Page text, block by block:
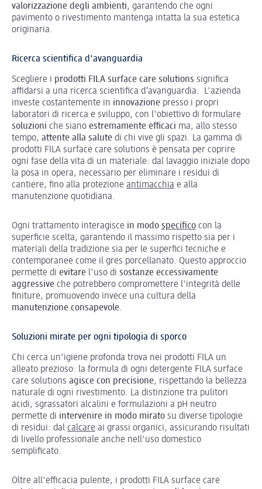
valorizzazione degli ambienti, garantendo che ogni
pavimento o rivestimento mantenga intatta la sua estetica
originaria.
Ricerca scientifica d'avanguardia
Scegliere i prodotti FILA surface care solutions significa
affidarsi a una ricerca scientifica d’avanguardia. L'azienda
investe costantemente in innovazione presso i propri
laboratori di ricerca e sviluppo, con l'obiettivo di formulare
soluzioni che siano estremamente efficaci ma, allo stesso
tempo, attente alla salute di chi vive gli spazi. La gamma di
prodotti FILA surface care solutions è pensata per coprire
ogni fase della vita di un materiale: dal lavaggio iniziale dopo
la posa in opera, necessario per eliminare i residui di
cantiere, fino alla protezione antimacchia e alla
manutenzione quotidiana.
Ogni trattamento interagisce in modo specifico con la
superficie scelta, garantendo il massimo rispetto sia per i
materiali della tradizione sia per le superfici tecniche e
contemporanee come il gres porcellanato. Questo approccio
permette di evitare l'uso di sostanze eccessivamente
aggressive che potrebbero compromettere l'integrità delle
finiture, promuovendo invece una cultura della
manutenzione consapevole.
Soluzioni mirate per ogni tipologia di sporco
Chi cerca un'igiene profonda trova nei prodotti FILA un
alleato prezioso: la formula di ogni detergente FILA surface
care solutions agisce con precisione, rispettando la bellezza
naturale di ogni rivestimento. La distinzione tra pulitori
acidi, sgrassatori alcalini e formulazioni a pH neutro
permette di intervenire in modo mirato su diverse tipologie
di residui: dal calcare ai grassi organici, assicurando risultati
di livello professionale anche nell'uso domestico
semplificato.
Oltre all'efficacia pulente, i prodotti FILA surface care